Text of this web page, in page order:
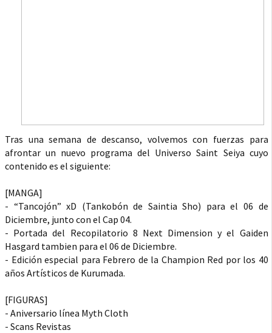
Tras una semana de descanso, volvemos con fuerzas para
afrontar un nuevo programa del Universo Saint Seiya cuyo
contenido es el siguiente:
[MANGA]
- “Tancojón” xD (Tankobón de Saintia Sho) para el 06 de
Diciembre, junto con el Cap 04.
- Portada del Recopilatorio 8 Next Dimension y el Gaiden
Hasgard tambien para el 06 de Diciembre.
- Edición especial para Febrero de la Champion Red por los 40
años Artísticos de Kurumada.
[FIGURAS]
- Aniversario línea Myth Cloth
- Scans Revistas